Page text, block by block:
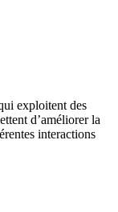
exploitent des
d’améliorer la
interactions